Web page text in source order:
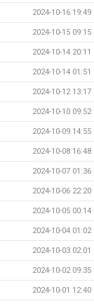
2024-10-16 19:49
2024-10-15 09:15
2024-10-14 20:11
2024-10-14 01:51
2024-10-12 13:17
2024-10-10 09:52
2024-10-09 14:55
2024-10-08 16:48
2024-10-07 01:36
2024-10-06 22:20
2024-10-05 00:14
2024-10-04 01:02
2024-10-03 02:01
2024-10-02 09:35
2024-10-01 12:40